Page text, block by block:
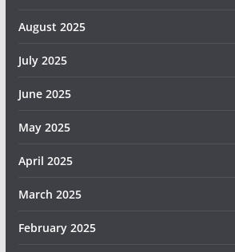
August 2025
July 2025
June 2025
May 2025
April 2025
March 2025
February 2025